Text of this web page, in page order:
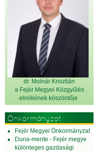
dr. Molnár Krisztián
a Fejér Megyei Közgyűlés
elnökének köszöntője
Önkormányzat
Fejér Megyei Önkormányzat
Duna-mente - Fejér megye
különleges gazdasági